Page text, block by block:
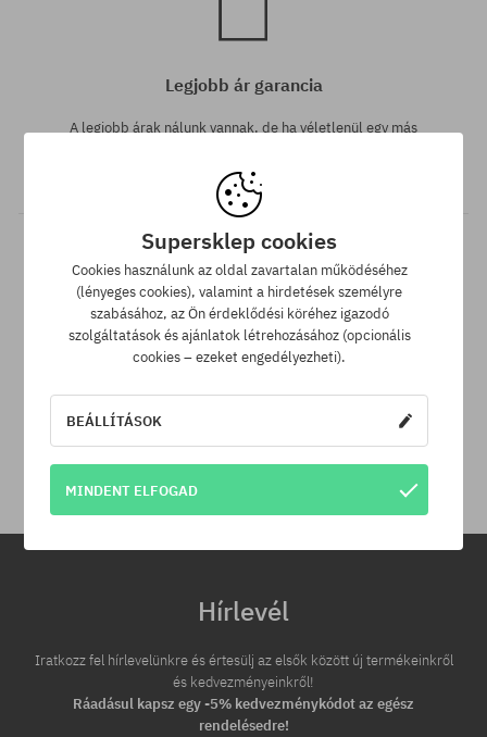
Legjobb ár garancia
A legjobb árak nálunk vannak, de ha véletlenül egy más
akkor csak neked levisszük a termék árát!
A termék visszaküldésére a csomag kézhezvételétől számítva
30 napod van.
Hírlevél
Iratkozz fel hírlevelünkre és értesülj az elsők között új termékeinkről
és kedvezményeinkről!
Ráadásul kapsz egy -5% kedvezménykódot az egész
rendelésedre!
Supersklep cookies
Cookies használunk az oldal zavartalan működéséhez
(lényeges cookies), valamint a hirdetések személyre
szabásához, az Ön érdeklődési köréhez igazodó
szolgáltatások és ajánlatok létrehozásához (opcionális
cookies – ezeket engedélyezheti).
BEÁLLÍTÁSOK
MINDENT ELFOGAD